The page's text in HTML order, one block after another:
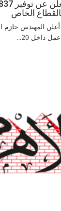
المهندس حازم